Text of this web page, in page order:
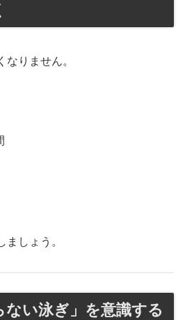
りません。
ましょう。
い泳ぎ」を意識する